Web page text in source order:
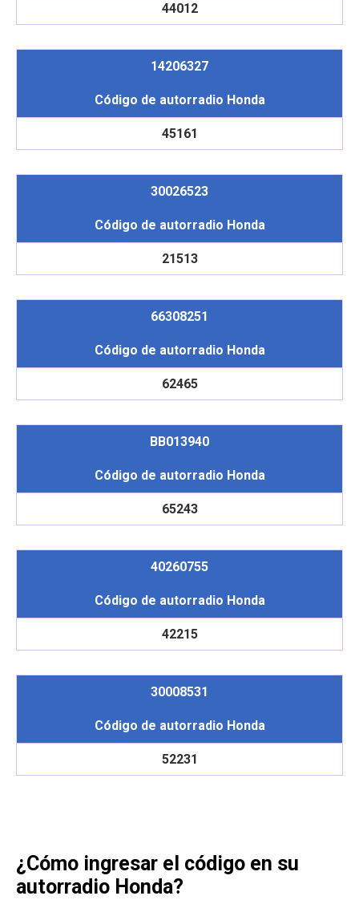
44012
14206327
Código de autorradio Honda
45161
30026523
Código de autorradio Honda
21513
66308251
Código de autorradio Honda
62465
BB013940
Código de autorradio Honda
65243
40260755
Código de autorradio Honda
42215
30008531
Código de autorradio Honda
52231
¿Cómo ingresar el código en su
autorradio Honda?